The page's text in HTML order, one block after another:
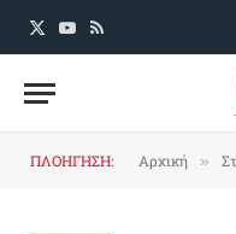
X
YouTube
RSS
ΠΛΟΗΓΗΣΗ: Αρχική »